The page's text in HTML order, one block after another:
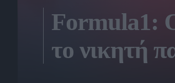
Formula1:
το νικητή